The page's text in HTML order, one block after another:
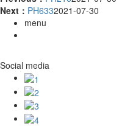
Next： PH6332021-07-30
menu
Social media